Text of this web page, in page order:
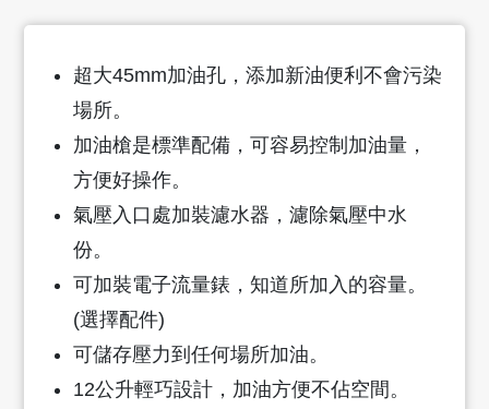
超大45mm加油孔，添加新油便利不會污染
場所。
加油槍是標準配備，可容易控制加油量，
方便好操作。
氣壓入口處加裝濾水器，濾除氣壓中水
份。
可加裝電子流量錶，知道所加入的容量。
(選擇配件)
可儲存壓力到任何場所加油。
12公升輕巧設計，加油方便不佔空間。